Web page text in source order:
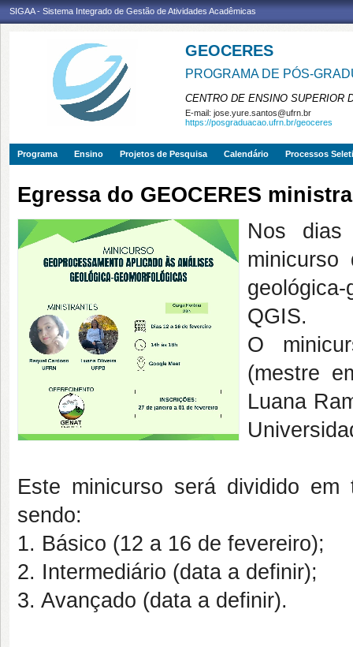
SIGAA - Sistema Integrado de Gestão de Atividades Acadêmicas
GEOCERES
PROGRAMA DE PÓS-
CENTRO DE ENSINO SUPERIOR
E-mail: jose.yure.santos@ufrn.br
https://posgraduacao.ufrn.br/geoceres
Programa Ensino Projetos de Pesquisa Calendário Processos
Egressa do GEOCERES
Nos
minicurso
QGIS.
O
(mestre
Luana
Este minicurso será dividido
sendo:
1. Básico (12 a 16 de fevereiro);
2. Intermediário (data a definir);
3. Avançado (data a definir).